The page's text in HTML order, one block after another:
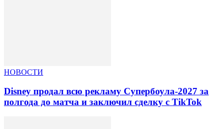
НОВОСТИ
Disney продал всю рекламу Супербоула-2027 за
полгода до матча и заключил сделку с TikTok